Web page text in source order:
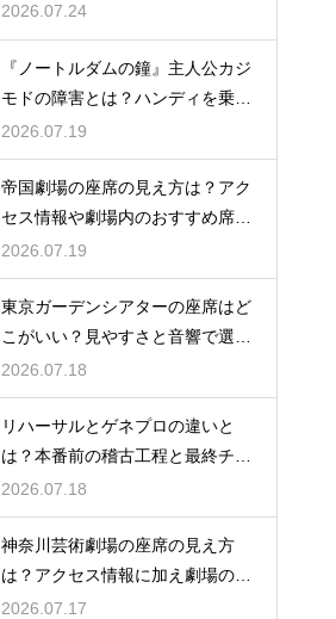
2026.07.24
『ノートルダムの鐘』主人公カジ
モドの障害とは？ハンディを乗り
越える姿に感動
2026.07.19
帝国劇場の座席の見え方は？アク
セス情報や劇場内のおすすめ席を
徹底ガイド
2026.07.19
東京ガーデンシアターの座席はど
こがいい？見やすさと音響で選ぶ
おすすめのポジション
2026.07.18
リハーサルとゲネプロの違いと
は？本番前の稽古工程と最終チェ
ックの意味を解説
2026.07.18
神奈川芸術劇場の座席の見え方
は？アクセス情報に加え劇場の魅
力を徹底解説
2026.07.17